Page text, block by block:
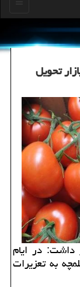
تحویل
داشت: در ایام
به تعزیرات